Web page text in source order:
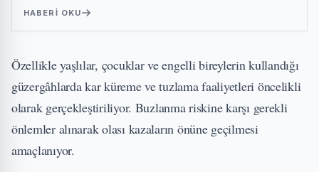
HABERI OKU
Özellikle yaşlılar, çocuklar ve engelli bireylerin kullandığı
güzergâhlarda kar küreme ve tuzlama faaliyetleri öncelikli
olarak gerçekleştiriliyor. Buzlanma riskine karşı gerekli
önlemler alınarak olası kazaların önüne geçilmesi
amaçlanıyor.